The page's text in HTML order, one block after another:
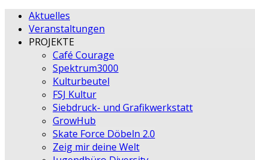
Aktuelles
Veranstaltungen
PROJEKTE
Café Courage
Spektrum3000
Kulturbeutel
FSJ Kultur
Siebdruck- und Grafikwerkstatt
GrowHub
Skate Force Döbeln 2.0
Zeig mir deine Welt